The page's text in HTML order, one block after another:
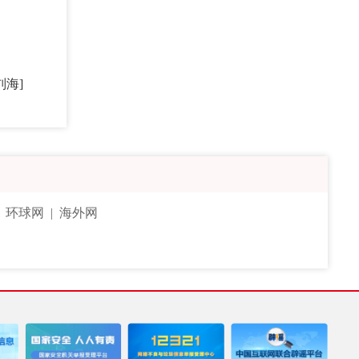
海]
环球网 |海外网